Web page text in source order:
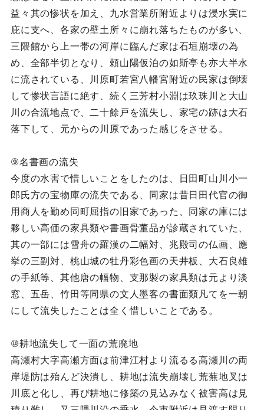
益々其の惨状を加え、九水営業所附近よりは浸水実に
庇に支へ、各家の壁土所々に崩れ落ちたものが多い、
三隈館から上一帯の河岸に臨んだ家は石垣崩壊の為
め、全部半切となり、頼山陽仮泊の如斯亭も亦大半水
に流されている、川原町若宮八幡宮附近の民家は倒壊
して惨状言語に絶す、続く三芳村小淵は玖珠川と大山
川の合流地点で、二十餘戸を流失し、家宅の跡は大石
落下して、元からの川原であった感じをさせる。
⑨名書画の流失
今度の水害で惜しいことをしたのは、日田町山川小一
郎氏方の宝物庫の流失である、同家は昔日田代官の御
用商人を勤め同町屈指の旧家であった、同家の庫には
夥しい高価の家具類や書画骨董品が診蔵されていた、
其の一部には雪舟の羅漢の二幅対、兆殿司の仏画、應
挙の三副対、桃山城の牡丹彩色画の天井板、大石良雄
の手紙等、其他唐の幅物、支那製の家具類は元より淡
窓、五岳、竹田等同県の文人墨客の書面類凡てを一朝
にして流失したことは全く惜しいことである。
⑩耕地流失して一面の荒廃地
高瀬村大字高瀬方面は前津江村より流るる高瀬川の両
岸堤防は殆んど決潰し、耕地は流失崩壊し荒蕪地叉は
川底と化し、再び耕地に修築の見込みなく被害高は見